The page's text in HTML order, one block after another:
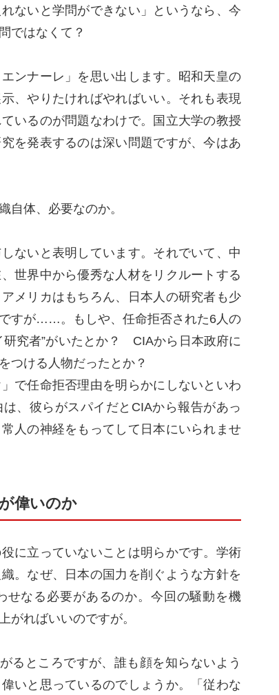
ないと学問ができない」というなら、今
ではなくて？
ンナーレ」を思い出します。昭和天皇の
、やりたければやればいい。それも表現
いるのが問題なわけで。国立大学の教授
を発表するのは深い問題ですが、今はあ
体、必要なのか。
ないと表明しています。それでいて、中
世界中から優秀な人材をリクルートする
メリカはもちろん、日本人の研究者も少
すが……。もしや、任命拒否された6人の
研究者”がいたとか？ CIAから日本政府に
ける人物だったとか？
で任命拒否理由を明らかにしないといわ
、彼らがスパイだとCIAから報告があっ
人の神経をもってして日本にいられませ
偉いのか
に立っていないことは明らかです。学術
。なぜ、日本の国力を削ぐような方針を
せなる必要があるのか。今回の騒動を機
がればいいのですが。
るところですが、誰も顔を知らないよう
いと思っているのでしょうか。「従わな